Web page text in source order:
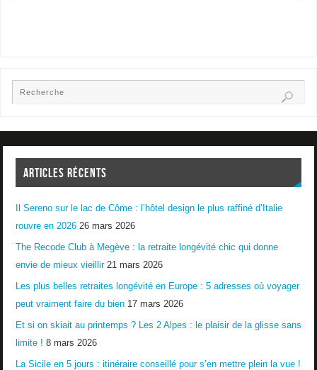
ARTICLES RÉCENTS
Il Sereno sur le lac de Côme : l’hôtel design le plus raffiné d’Italie
rouvre en 2026 26 mars 2026
The Recode Club à Megève : la retraite longévité chic qui donne
envie de mieux vieillir 21 mars 2026
Les plus belles retraites longévité en Europe : 5 adresses où voyager
peut vraiment faire du bien 17 mars 2026
Et si on skiait au printemps ? Les 2 Alpes : le plaisir de la glisse sans
limite ! 8 mars 2026
La Sicile en 5 jours : itinéraire conseillé pour s’en mettre plein la vue !